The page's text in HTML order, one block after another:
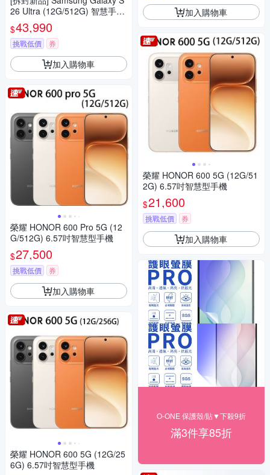
26 Ultra (12G/512G) 智慧手機
贈玻璃貼+空壓殼
$43,990
挑戰低價 券
加入購物車
榮耀 HONOR 600 Pro 5G (12
G/512G) 6.57吋智慧型手機
$27,500
挑戰低價 券
加入購物車
榮耀 HONOR 600 5G (12G/25
6G) 6.57吋智慧型手機
加入購物車
榮耀 HONOR 600 5G (12G/51
2G) 6.57吋智慧型手機
$21,600
挑戰低價 券
加入購物車
O-ONE 保護殼/貼▼下殺9折
滿3件享85折